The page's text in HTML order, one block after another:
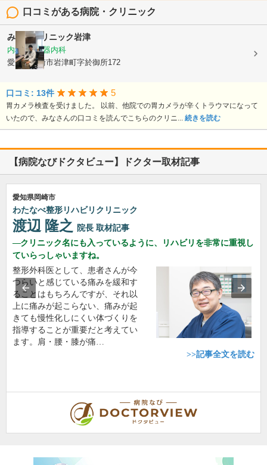
口コミがある病院・クリニック
みうらクリニック岩津
内科, 消化器内科
愛知県岡崎市岩津町字於御所172
口コミ: 13件 5
胃カメラ検査を受けました。 以前、他院での胃カメラが辛くトラウマになって
いたので、みなさんの口コミを読んでこちらのクリニ... 続きを読む
【病院なびドクタビュー】ドクター取材記事
愛知県岡崎市
わたなべ整形リハビリクリニック
渡辺 隆之 院長 取材記事
クリニック名にも入っているように、リハビリを非常に重視し
ていらっしゃいますね。
整形外科医として、患者さんが今
つらいと感じている痛みを緩和す
ることはもちろんですが、それ以
上に痛みが起こらない、痛みが起
きても慢性化しにくい体づくりを
指導することが重要だと考えてい
ます。肩・腰・膝が痛…
>>記事全文を読む